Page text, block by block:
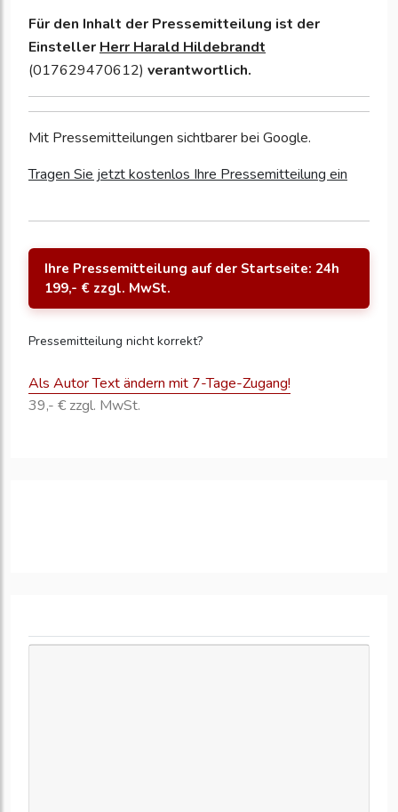
Für den Inhalt der Pressemitteilung ist der
Einsteller Herr Harald Hildebrandt
(017629470612) verantwortlich.
Mit Pressemitteilungen sichtbarer bei Google.
Tragen Sie jetzt kostenlos Ihre Pressemitteilung ein
Ihre Pressemitteilung auf der Startseite: 24h
199,- € zzgl. MwSt.
Pressemitteilung nicht korrekt?
Als Autor Text ändern mit 7-Tage-Zugang!
39,- € zzgl. MwSt.